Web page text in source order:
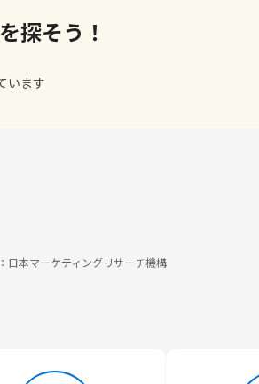
探そう！
います
本マーケティングリサーチ機構